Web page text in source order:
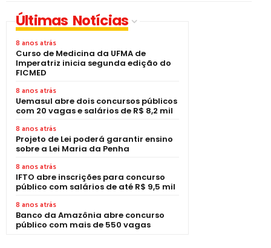
Últimas Notícias
8 anos atrás
Curso de Medicina da UFMA de
Imperatriz inicia segunda edição do
FICMED
8 anos atrás
Uemasul abre dois concursos públicos
com 20 vagas e salários de R$ 8,2 mil
8 anos atrás
Projeto de Lei poderá garantir ensino
sobre a Lei Maria da Penha
8 anos atrás
IFTO abre inscrições para concurso
público com salários de até R$ 9,5 mil
8 anos atrás
Banco da Amazônia abre concurso
público com mais de 550 vagas